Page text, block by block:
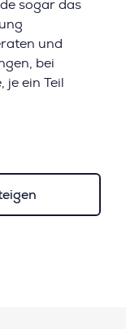
sogar das
und
bei
ein Teil